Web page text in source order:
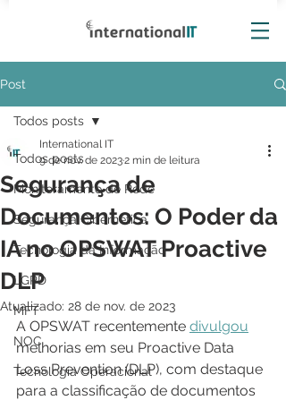
Post
Todos posts
Monitoramento de Rede
Segurança Cibernética
Tecnologia da Informação
LGPD
MFT
NOC
Tecnologia Operacional
Todos posts
Segurança de
Documentos: O Poder da
IA no OPSWAT Proactive
DLP
International IT
9 de nov. de 20232 min de leitura
Atualizado: 28 de nov. de 2023
A OPSWAT recentemente divulgou
melhorias em seu Proactive Data
Loss Prevention (DLP), com destaque
para a classificação de documentos